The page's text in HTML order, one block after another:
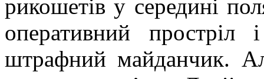
рикошетів у середині
оперативний простріл
штрафний майданчик.